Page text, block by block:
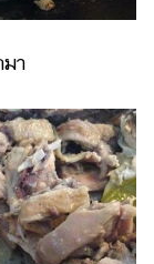
มา